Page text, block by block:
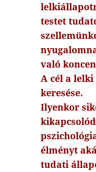
testet
való
A cél a lelki
keresése.
Ilyenkor
élményt
tudati